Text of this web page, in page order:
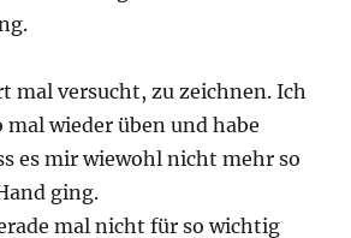
mal versucht, zu zeichnen. Ich
mal wieder üben und habe
es mir wiewohl nicht mehr so
ging.
mal nicht für so wichtig